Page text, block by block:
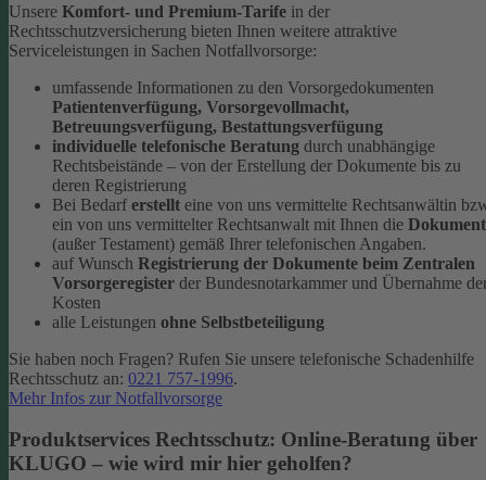
Unsere Komfort- und Premium-Tarife in der
Rechtsschutzversicherung bieten Ihnen weitere attraktive
Serviceleistungen in Sachen Notfallvorsorge:
umfassende Informationen zu den Vorsorgedokumenten
Patientenverfügung, Vorsorgevollmacht,
Betreuungsverfügung, Bestattungsverfügung
individuelle telefonische Beratung durch unabhängige
Rechtsbeistände – von der Erstellung der Dokumente bis zu
deren Registrierung
Bei Bedarf erstellt eine von uns vermittelte Rechtsanwältin
ein von uns vermittelter Rechtsanwalt mit Ihnen die
(außer Testament) gemäß Ihrer telefonischen Angaben.
auf Wunsch Registrierung der Dokumente beim Zentralen
Vorsorgeregister der Bundesnotarkammer und Übernahme
Kosten
alle Leistungen ohne Selbstbeteiligung
Sie haben noch Fragen? Rufen Sie unsere telefonische Schadenhilfe
Rechtsschutz an: 0221 757-1996.
Mehr Infos zur Notfallvorsorge
Produktservices Rechtsschutz: Online-Beratung über
KLUGO – wie wird mir hier geholfen?